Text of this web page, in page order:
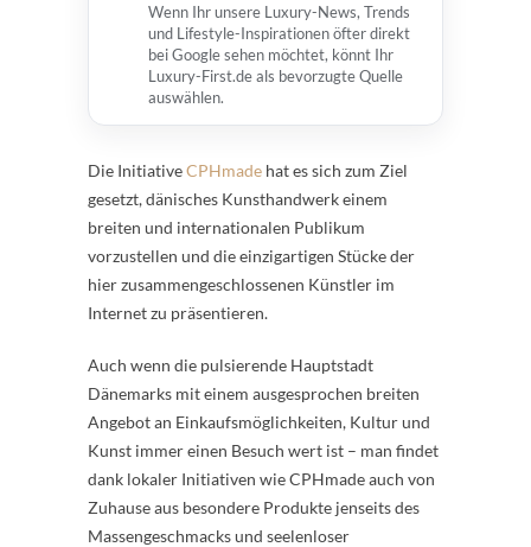
Wenn Ihr unsere Luxury-News, Trends
und Lifestyle-Inspirationen öfter direkt
bei Google sehen möchtet, könnt Ihr
Luxury-First.de als bevorzugte Quelle
auswählen.
Die InitiativeCPHmade hat es sich zum Ziel
gesetzt, dänisches Kunsthandwerk einem
breiten und internationalen Publikum
vorzustellen und die einzigartigen Stücke der
hier zusammengeschlossenen Künstler im
Internet zu präsentieren.
Auch wenn die pulsierende Hauptstadt
Dänemarks mit einem ausgesprochen breiten
Angebot an Einkaufsmöglichkeiten, Kultur und
Kunst immer einen Besuch wert ist – man findet
dank lokaler Initiativen wie CPHmade auch von
Zuhause aus besondere Produkte jenseits des
Massengeschmacks und seelenloser